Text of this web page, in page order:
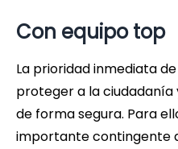
Con equipo top
La prioridad inmediata
proteger a la
de forma segura. Para
importante contingente